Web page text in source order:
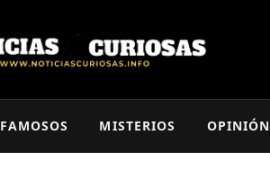
FAMOSOS MISTERIOS OPINIÓN